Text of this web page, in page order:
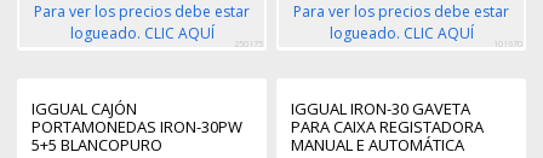
Para ver los precios debe estar
logueado. CLIC AQUÍ
250175
Para ver los precios debe estar
logueado. CLIC AQUÍ
101670
IGGUAL CAJÓN
PORTAMONEDAS IRON-30PW
5+5 BLANCOPURO
IGGUAL IRON-30 GAVETA
PARA CAIXA REGISTADORA
MANUAL E AUTOMÁTICA